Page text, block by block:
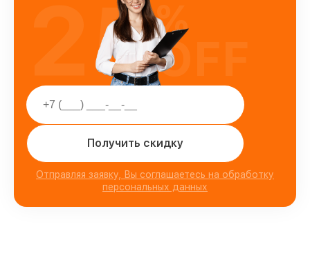
Получить скидку
Отправляя заявку, Вы соглашаетесь на обработку
персональных данных
25%
OFF